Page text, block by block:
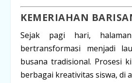
KEMERIAHAN
Sejak pagi hari,
bertransformasi menjadi
busana tradisional. Prosesi
berbagai kreativitas siswa, di